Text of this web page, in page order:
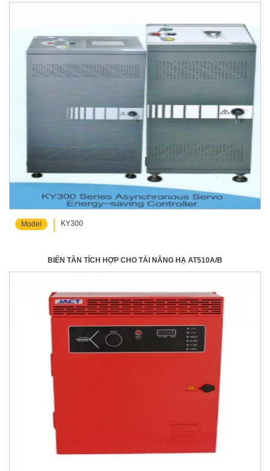
Model KY300
BIẾN TẦN TÍCH HỢP CHO TẢI NÂNG HẠ AT510A/B